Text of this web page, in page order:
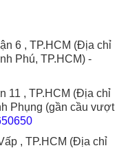
6 , TP.HCM (Địa chỉ
Phú, TP.HCM) -
11 , TP.HCM (Địa chỉ
Phụng (gần cầu vượt
, TP.HCM (Địa chỉ